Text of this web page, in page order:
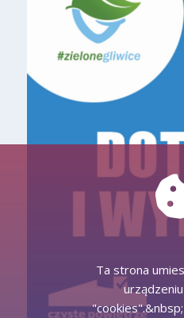
Ta strona